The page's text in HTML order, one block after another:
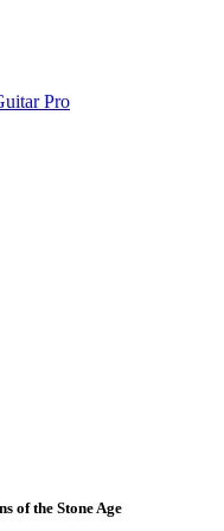
Pro
of the Stone Age